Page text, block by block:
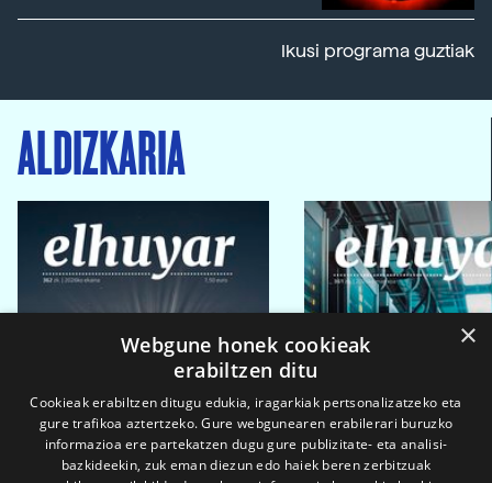
Ikusi programa guztiak
ALDIZKARIA
×
Webgune honek cookieak
erabiltzen ditu
Cookieak erabiltzen ditugu edukia, iragarkiak pertsonalizatzeko eta
gure trafikoa aztertzeko. Gure webgunearen erabilerari buruzko
informazioa ere partekatzen dugu gure publizitate- eta analisi-
bazkideekin, zuk eman diezun edo haiek beren zerbitzuak